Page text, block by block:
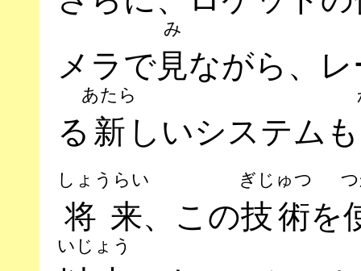
メラで見
み
ながら、
る 新
あたら
しいシステムも
将来
しょうらい
、この技術
ぎじゅつ
を
いじょう